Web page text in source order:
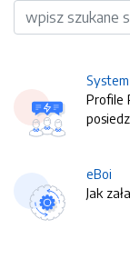
Wyszukiwarka
Profile
eBoi
Jak